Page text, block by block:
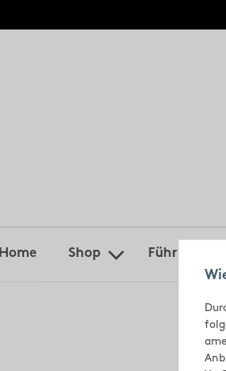
Home Shop Führungen